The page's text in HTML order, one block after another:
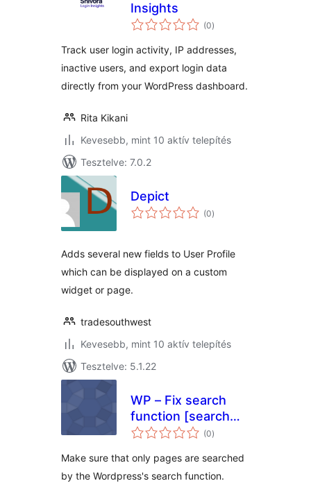
Insights
(0értékelés
összesen
)
Track user login activity, IP addresses,
inactive users, and export login data
directly from your WordPress dashboard.
Rita Kikani
Kevesebb, mint 10 aktív telepítés
Tesztelve: 7.0.2
Depict
(0értékelés
összesen
)
Adds several new fields to User Profile
which can be displayed on a custom
widget or page.
tradesouthwest
Kevesebb, mint 10 aktív telepítés
Tesztelve: 5.1.22
WP – Fix search
function [search
only pages] (0értékelés
összesen
)
Make sure that only pages are searched
by the Wordpress's search function.